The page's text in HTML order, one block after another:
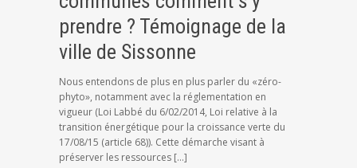
prendre ? Témoignage de la
ville de Sissonne
Nous entendons de plus en plus parler du «zéro-
phyto», notamment avec la réglementation en
vigueur (Loi Labbé du 6/02/2014, Loi relative à la
transition énergétique pour la croissance verte du
17/08/15 (article 68)). Cette démarche visant à
préserver les ressources […]